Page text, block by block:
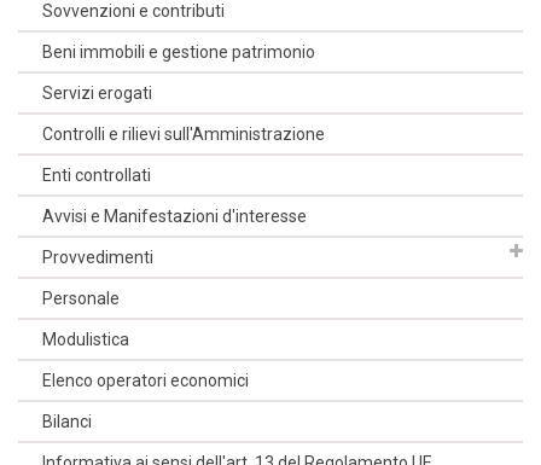
Sovvenzioni e contributi
Beni immobili e gestione patrimonio
Servizi erogati
Controlli e rilievi sull'Amministrazione
Enti controllati
Avvisi e Manifestazioni d'interesse
Provvedimenti
Personale
Modulistica
Elenco operatori economici
Bilanci